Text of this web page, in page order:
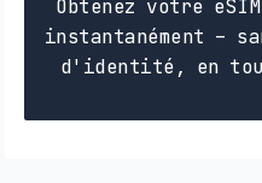
Obtenez votre
instantanément –
d'identité, en